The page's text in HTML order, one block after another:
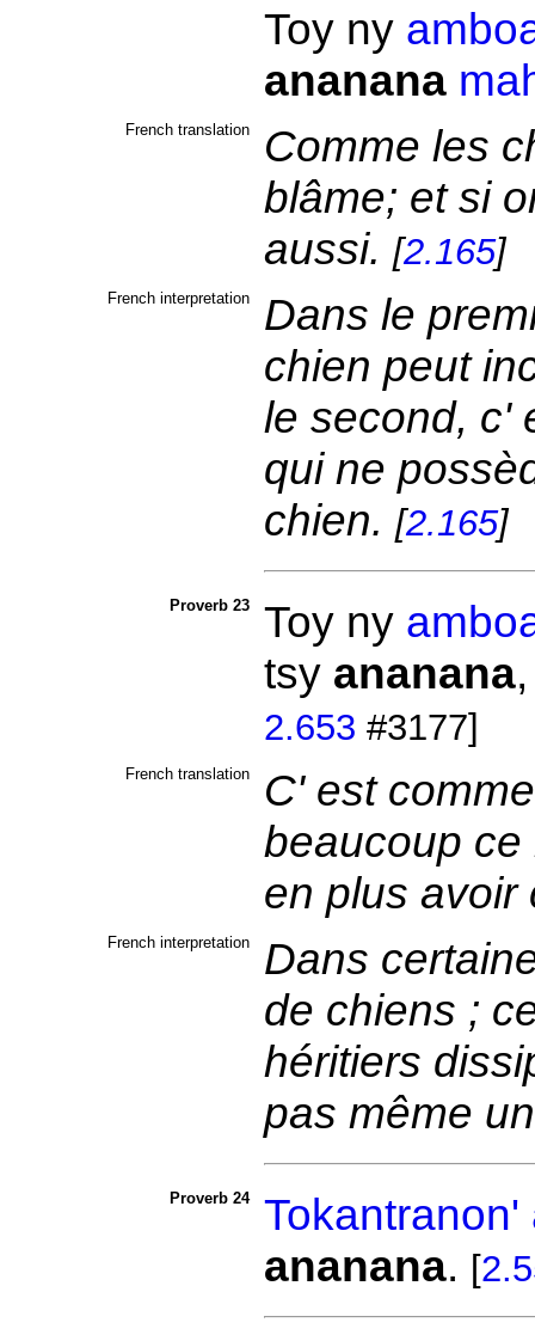
Toy ny
ananana
French translation
Comme les
blâme; et si
aussi. [2.165]
French interpretation
Dans le
chien peut
le second, c'
qui ne
chien. [2.165]
Proverb 23 Toy ny
tsy ananana
2.653 #3177]
French translation
C' est
beaucoup ce
en plus
French interpretation
Dans
de chiens ;
héritiers
pas même
Proverb 24 Tokantranon'
ananana. [